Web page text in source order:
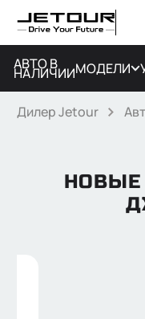
АВТО В
НАЛИЧИИМОДЕЛИ
Дилер Jetour
НОВЫЕ